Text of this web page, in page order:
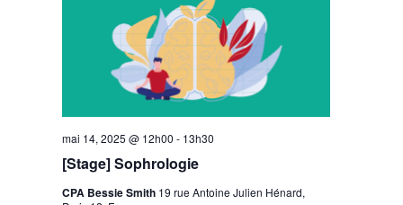
[Stage] Sophrologie
mai 14, 2025 @ 12h00 - 13h30
CPA Bessie Smith 19 rue Antoine Julien Hénard,